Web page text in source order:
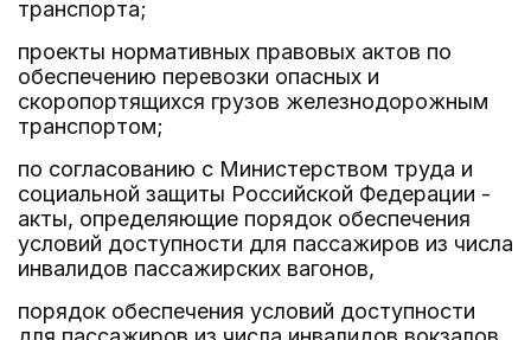
транспорта;
проекты нормативных правовых актов по
обеспечению перевозки опасных и
скоропортящихся грузов железнодорожным
транспортом;
по согласованию с Министерством труда и
социальной защиты Российской Федерации -
акты, определяющие порядок обеспечения
условий доступности для пассажиров из числа
инвалидов пассажирских вагонов,
порядок обеспечения условий доступности